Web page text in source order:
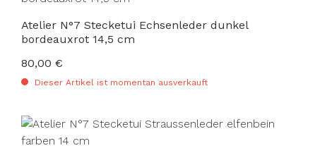
Atelier N°7 Stecketui Echsenleder dunkel
bordeauxrot 14,5 cm
Regulärer Preis:
80,00 €
Dieser Artikel ist momentan ausverkauft